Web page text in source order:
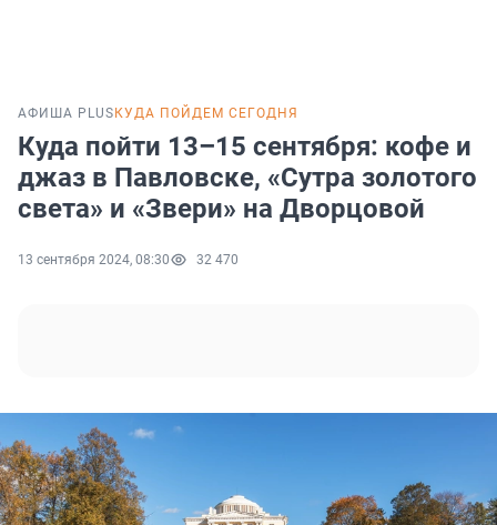
АФИША PLUS КУДА ПОЙДЕМ СЕГОДНЯ
Куда пойти 13–15 сентября: кофе и
джаз в Павловске, «Сутра золотого
света» и «Звери» на Дворцовой
13 сентября 2024, 08:30 32 470